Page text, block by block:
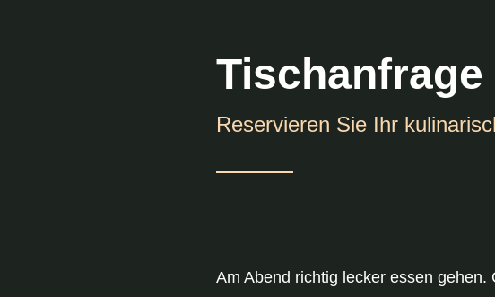
Tischanfrage
Reservieren Sie Ihr
Am Abend richtig lecker essen